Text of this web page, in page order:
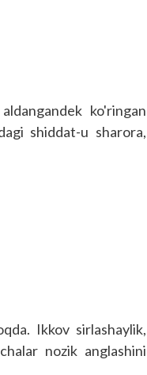
ko'ringan
shiddat-u sharora,
Ikkov sirlashaylik,
nozik anglashini